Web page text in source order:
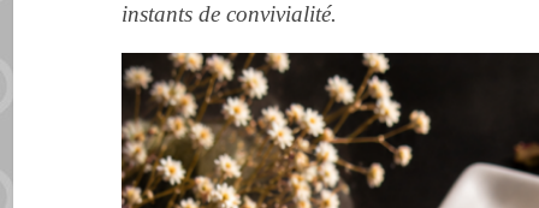
instants de convivialité.